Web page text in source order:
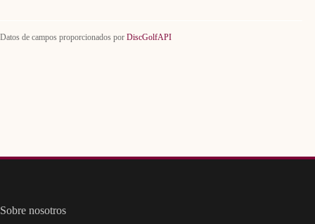
Datos de campos proporcionados por DiscGolfAPI
Sobre nosotros